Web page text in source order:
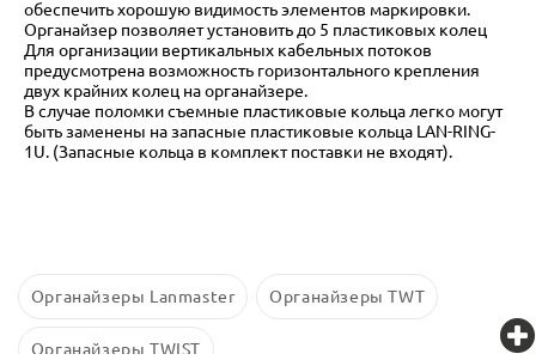
обеспечить хорошую видимость элементов маркировки.
Органайзер позволяет установить до 5 пластиковых колец
Для организации вертикальных кабельных потоков
предусмотрена возможность горизонтального крепления
двух крайних колец на органайзере.
В случае поломки съемные пластиковые кольца легко могут
быть заменены на запасные пластиковые кольца LAN-RING-
1U. (Запасные кольца в комплект поставки не входят).
Органайзеры Lanmaster Органайзеры TWT
Органайзеры TWIST